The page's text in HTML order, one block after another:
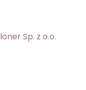
Sp. z o.o.